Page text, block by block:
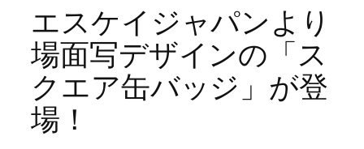
エスケイジャパンより
場面写デザインの「ス
クエア缶バッジ」が登
場！